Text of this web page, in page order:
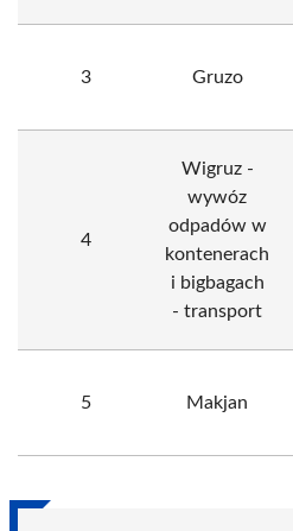
3 Gruzo
4
Wigruz -
wywóz
odpadów w
kontenerach
i bigbagach
- transport
5 Makjan